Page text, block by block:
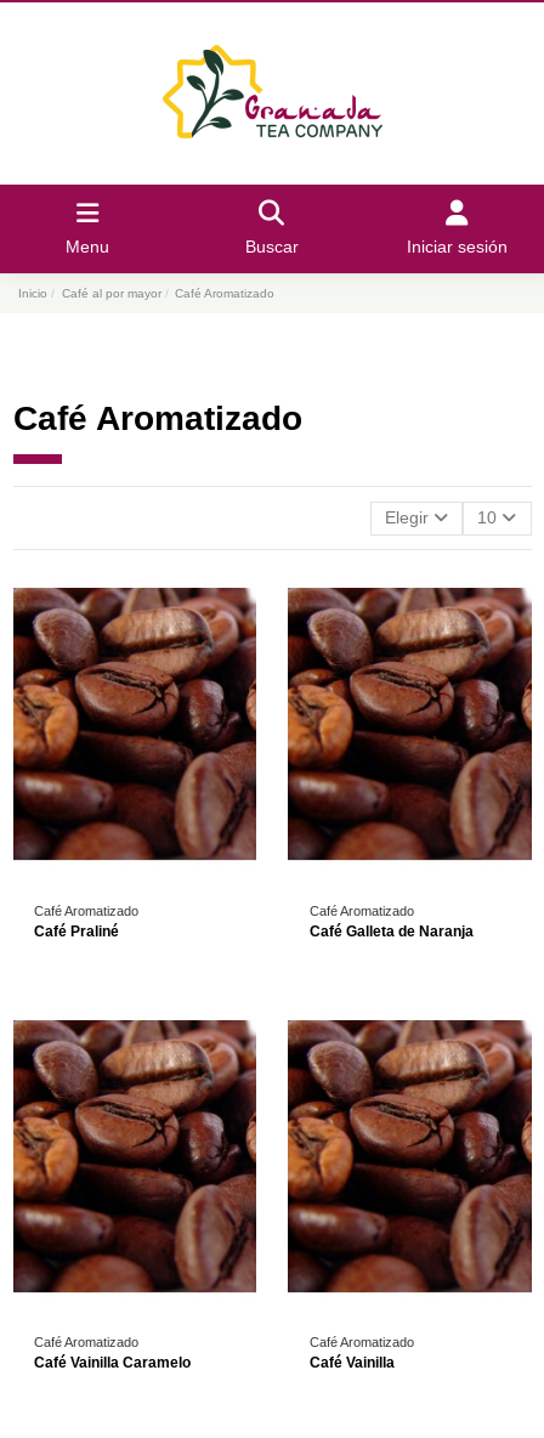
Menu Buscar Iniciar sesión
Inicio Café al por mayor Café Aromatizado
Café Aromatizado
Elegir 10
Café Aromatizado
Café Praliné
Café Aromatizado
Café Galleta de Naranja
Café Aromatizado
Café Vainilla Caramelo
Café Aromatizado
Café Vainilla
Do not show again.